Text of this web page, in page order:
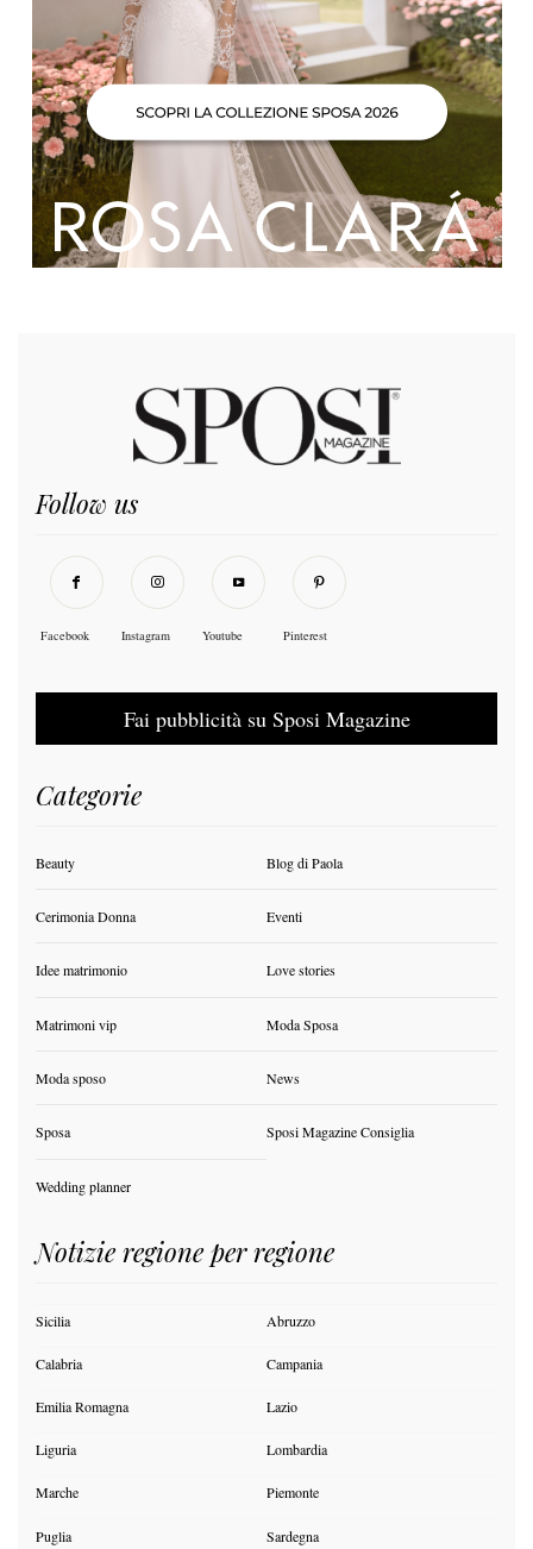
Follow us
Facebook Instagram Youtube Pinterest
Fai pubblicità su Sposi Magazine
Categorie
Beauty Blog di Paola
Cerimonia Donna Eventi
Idee matrimonio Love stories
Matrimoni vip Moda Sposa
Moda sposo News
Sposa Sposi Magazine Consiglia
Wedding planner
Notizie regione per regione
Sicilia Abruzzo
Calabria Campania
Emilia Romagna Lazio
Liguria Lombardia
Marche Piemonte
Puglia Sardegna